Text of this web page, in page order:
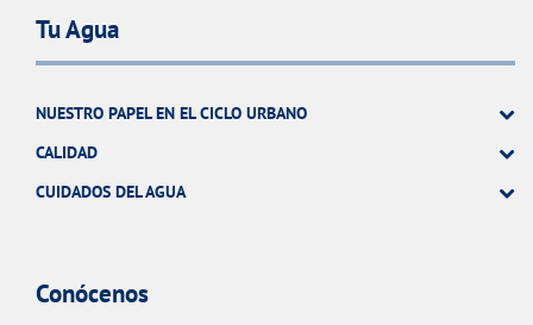
Tu Agua
NUESTRO PAPEL EN EL CICLO URBANO
CALIDAD
CUIDADOS DEL AGUA
Conócenos